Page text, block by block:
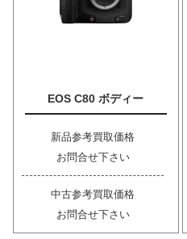
EOS C80 ボディー
新品参考買取価格
お問合せ下さい
中古参考買取価格
お問合せ下さい